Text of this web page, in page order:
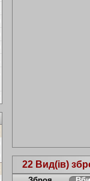
22 Вид(ів)